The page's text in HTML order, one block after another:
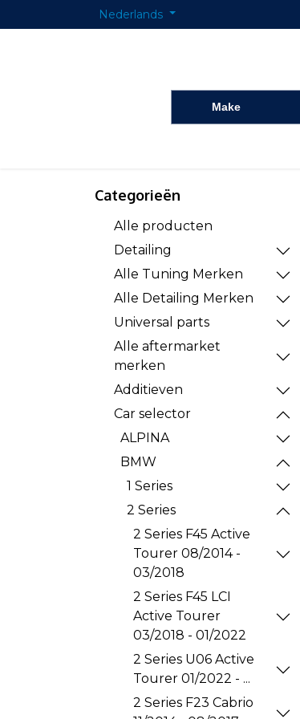
Nederlands
Make
Categorieën
Alle producten
Detailing
Alle Tuning Merken
Alle Detailing Merken
Universal parts
Alle aftermarket
merken
Additieven
Car selector
ALPINA
BMW
1 Series
2 Series
2 Series F45 Active
Tourer 08/2014 -
03/2018
2 Series F45 LCI
Active Tourer
03/2018 - 01/2022
2 Series U06 Active
Tourer 01/2022 - ...
2 Series F23 Cabrio